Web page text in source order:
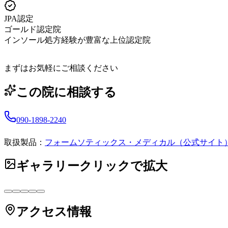
JPA認定
ゴールド認定院
インソール処方経験が豊富な上位認定院
まずはお気軽にご相談ください
この院に相談する
090-1898-2240
取扱製品： フォームソティックス・メディカル（公式サイト
ギャラリークリックで拡大
アクセス情報